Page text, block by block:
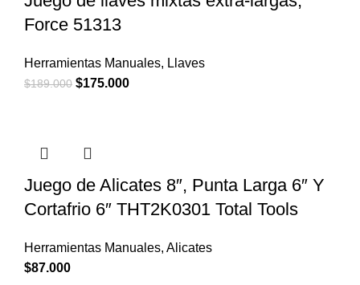
Force 51313
Herramientas Manuales, Llaves
$189.000 El
$189.000.
$175.000El
Juego de Alicates 8″, Punta Larga 6″ Y
Cortafrio 6″ THT2K0301 Total Tools
Herramientas Manuales, Alicates
$87.000